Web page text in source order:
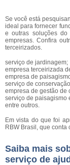
Se você está
ideal para fornecer
e outras soluções do
empresas. Confira
terceirizados.
serviço de jardinagem;
empresa terceirizada
empresa de
serviço de
empresa de gestão de
serviço de paisagismo
entre outros.
Em vista do que foi
RBW Brasil, que
Saiba mais
serviço de